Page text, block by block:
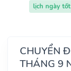
lịch ngày
CHUYỂN
THÁNG 9